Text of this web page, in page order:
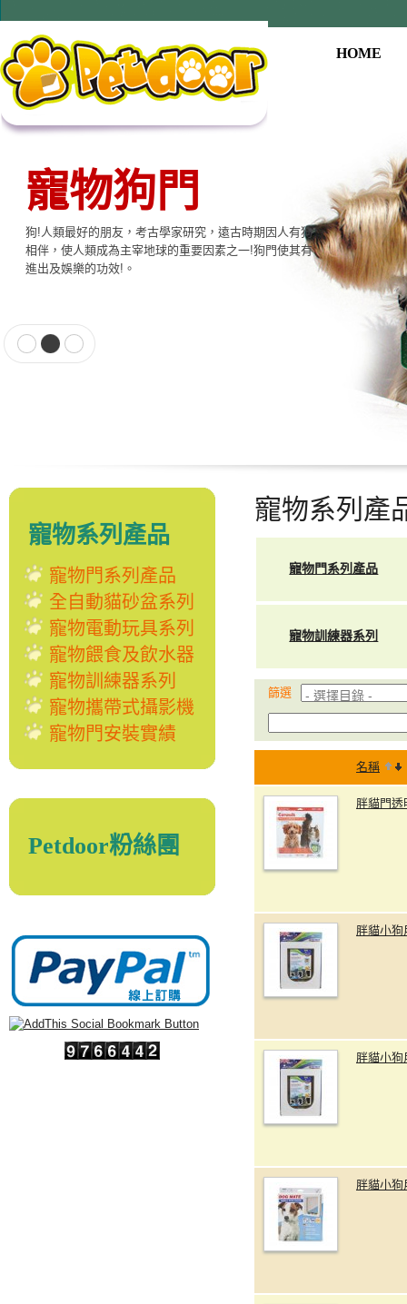
HOME
寵物狗門
狗!人類最好的朋友，考古學家研究，遠古時期因人有狗
相伴，使人類成為主宰地球的重要因素之一!狗門使其有
進出及娛樂的功效!。
寵物用品系列
本公司提供寵物專用相關產品，貓門、狗門、餵食器、
飲水器、寵物專用電子產品…等至尊的品質，大眾的價
格適合各種寵物使用。
寵物系列產品
寵物門系列產品
全自動貓砂盆系列
寵物電動玩具系列
寵物餵食及飲水器
寵物訓練器系列
寵物攜帶式攝影機
寵物門安裝實績
Petdoor粉絲團
寵物系列產
寵物門系列產品
寵物訓練器系列
篩選
名稱
胖貓門透
胖貓小狗
胖貓小狗
胖貓小狗